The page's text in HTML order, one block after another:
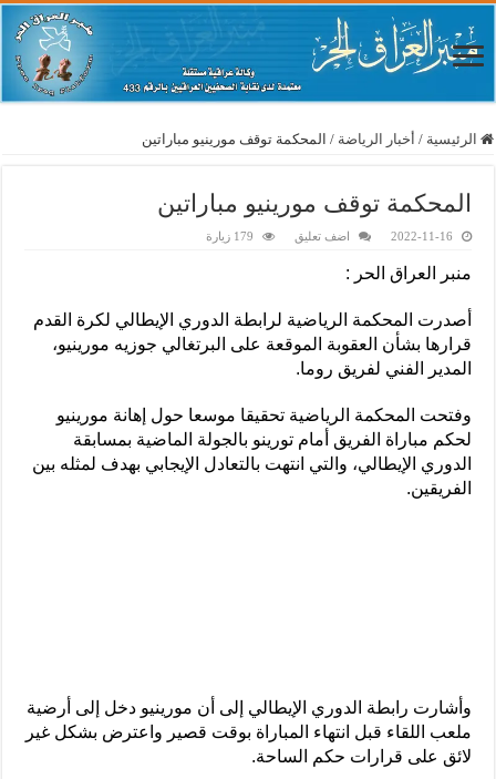
الرئيسية / أخبار الرياضة / المحكمة توقف مورينيو مباراتين
المحكمة توقف مورينيو مباراتين
2022-11-16 اضف تعليق 179 زيارة
منبر العراق الحر :
أصدرت المحكمة الرياضية لرابطة الدوري الإيطالي لكرة القدم
قرارها بشأن العقوبة الموقعة على البرتغالي جوزيه مورينيو،
المدير الفني لفريق روما.
وفتحت المحكمة الرياضية تحقيقا موسعا حول إهانة مورينيو
لحكم مباراة الفريق أمام تورينو بالجولة الماضية بمسابقة
الدوري الإيطالي، والتي انتهت بالتعادل الإيجابي بهدف لمثله بين
الفريقين.
وأشارت رابطة الدوري الإيطالي إلى أن مورينيو دخل إلى أرضية
ملعب اللقاء قبل انتهاء المباراة بوقت قصير واعترض بشكل غير
لائق على قرارات حكم الساحة.